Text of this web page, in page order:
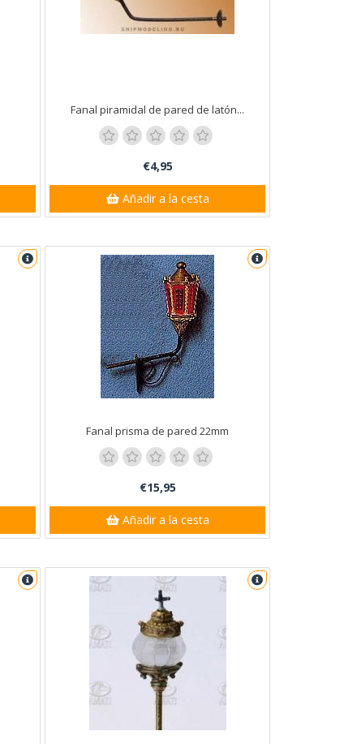
Fanal piramidal de pared de latón...
€4,95
Añadir a la cesta
Fanal prisma de pared 22mm
€15,95
Añadir a la cesta